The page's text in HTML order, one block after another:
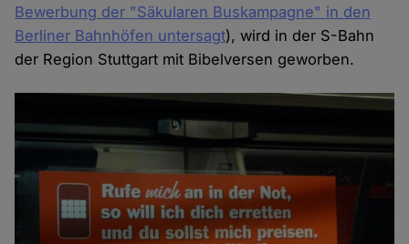
Bewerbung der "Säkularen Buskampagne" in den
Berliner Bahnhöfen untersagt), wird in der S-Bahn
der Region Stuttgart mit Bibelversen geworben.